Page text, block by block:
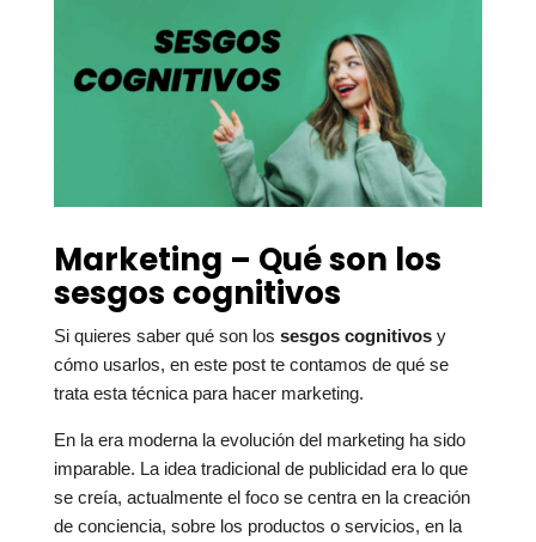
Marketing – Qué son los
sesgos cognitivos
Si quieres saber qué son los sesgos cognitivosy
cómo usarlos, en este post te contamos de qué se
trata esta técnica para hacer marketing.
En la era moderna la evolución del marketing ha sido
imparable. La idea tradicional de publicidad era lo que
se creía, actualmente el foco se centra en la creación
de conciencia, sobre los productos o servicios, en la